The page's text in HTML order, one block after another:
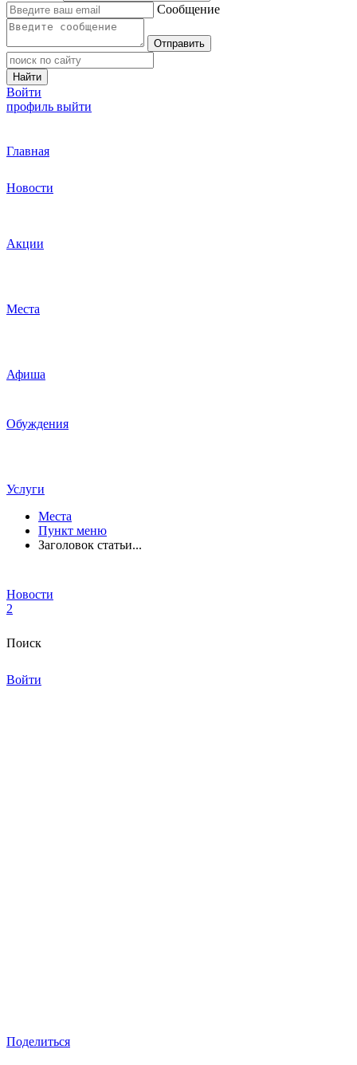
Сообщение
Отправить
Найти
Войти
профиль выйти
Главная
Новости
Акции
Места
Афиша
Обуждения
Услуги
Места
Пункт меню
Заголовок статьи...
Новости
2
Поиск
Войти
Поделиться